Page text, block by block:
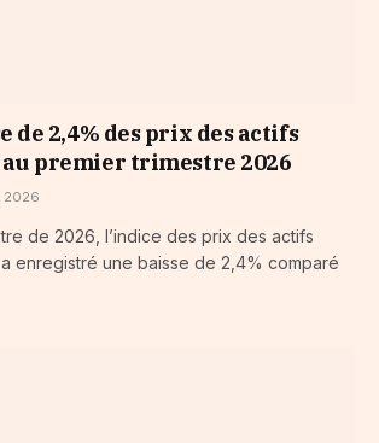
de 2,4% des prix des actifs
premier trimestre 2026
2026
de 2026, l’indice des prix des actifs
a enregistré une baisse de 2,4% comparé